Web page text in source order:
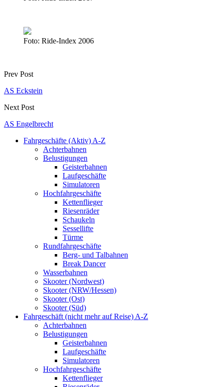
Foto: Ride-Index 2006
Prev Post
AS Eckstein
Next Post
AS Engelbrecht
Fahrgeschäfte (Aktiv) A-Z
Achterbahnen
Belustigungen
Geisterbahnen
Laufgeschäfte
Simulatoren
Hochfahrgeschäfte
Kettenflieger
Riesenräder
Schaukeln
Sessellifte
Türme
Rundfahrgeschäfte
Berg- und Talbahnen
Break Dancer
Wasserbahnen
Skooter (Nordwest)
Skooter (NRW/Hessen)
Skooter (Ost)
Skooter (Süd)
Fahrgeschäft (nicht mehr auf Reise) A-Z
Achterbahnen
Belustigungen
Geisterbahnen
Laufgeschäfte
Simulatoren
Hochfahrgeschäfte
Kettenflieger